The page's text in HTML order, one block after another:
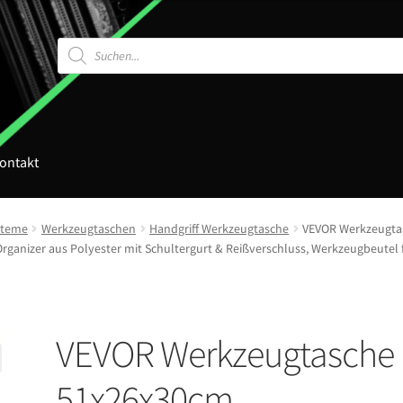
Products
search
Werkzeugtaschen Handgriff Werkzeugtasche
VEVOR
aus Polyester mit Schultergurt & Reißverschluss,
VEVOR Werkzeugtasche